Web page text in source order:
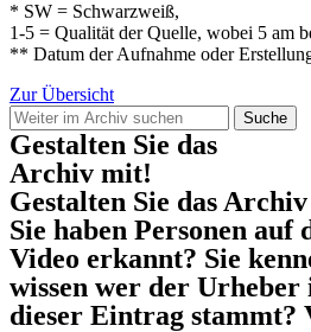
* SW = Schwarzweiß,
1-5 = Qualität der Quelle, wobei 5 am
** Datum der Aufnahme oder
Zur Übersicht
Suche
Gestalten Sie das
Archiv mit!
Gestalten Sie das
Sie haben Personen auf
Video erkannt? Sie
wissen wer der Urheber
dieser Eintrag stammt?